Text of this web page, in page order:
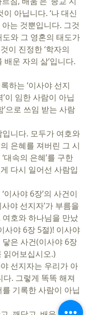
이 아닙니다. ‘나 대신
아는 것뿐입니다. 그것
와 그 영혼의 태도가
이 진정한 ‘학자의
배운 자의 삶’입니다.
하는 ‘이사야 선지
’이 임한 사람이 아닙
’으로 쓰임 받는 사람
니다. 모두가 여호와
은혜를 져버린 그 시
대속의 은혜’를 구한
다시 일어선 사람입
이사야 6장’의 사건이
야 선지자’가 부름을
호와 하나님을 만났
사야 6장 5절)! 이사야
은 사건(이사야 6장
어보십시오.)
선지자는 우리가 아
다. 그렇게 똑똑 해져
기록한 사람이 아닙